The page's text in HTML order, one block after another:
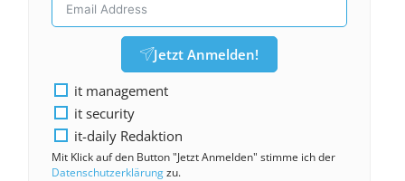
Jetzt Anmelden!
it management
it security
it-daily Redaktion
Mit Klick auf den Button "Jetzt Anmelden" stimme ich der
Datenschutzerklärungzu.